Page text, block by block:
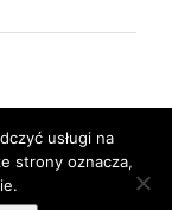
| All Rights
usługi na
strony oznacza,